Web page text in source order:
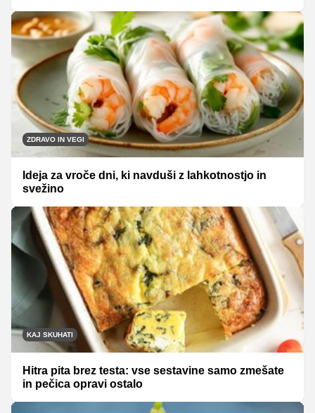
ZDRAVO IN VEGI
Ideja za vroče dni, ki navduši z lahkotnostjo in
svežino
KAJ SKUHATI
Hitra pita brez testa: vse sestavine samo zmešate
in pečica opravi ostalo